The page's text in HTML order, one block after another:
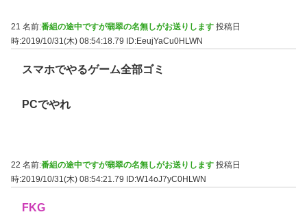
21 名前:番組の途中ですが翡翠の名無しがお送りします 投稿日
時:2019/10/31(木) 08:54:18.79
ID:EeujYaCu0HLWN
スマホでやるゲーム全部ゴミ
PCでやれ
22 名前:番組の途中ですが翡翠の名無しがお送りします 投稿日
時:2019/10/31(木) 08:54:21.79 ID:W14oJ7yC0HLWN
FKG